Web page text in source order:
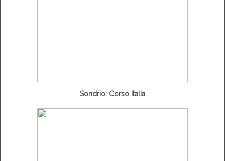
Sondrio: Corso Italia